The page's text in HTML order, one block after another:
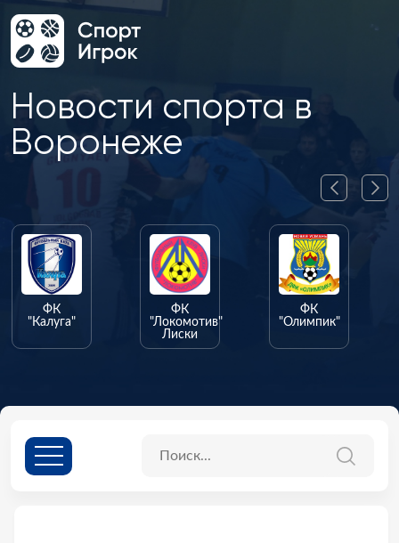
Новости спорта в
Воронеже
ФК
"Калуга"
ФК
"Локомотив"
Лиски
ФК
"Олимпик"